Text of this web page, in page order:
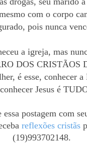
com o corpo
pois nunca
a igreja, mas
DOS CRISTÃOS
é esse, conhecer
Jesus é
postagem com
reflexões cristãs
(19)993702148.